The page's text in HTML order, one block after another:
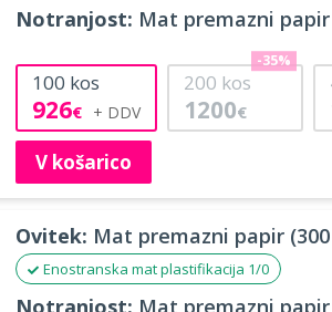
Notranjost: Mat premazni papir
100 kos
926€
200 kos
1200€
-35%
V košarico
Ovitek: Mat premazni papir
Enostranska mat plastifikacija 1/0
Notranjost: Mat premazni papir